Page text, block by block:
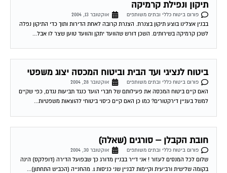
תיקון ונפילת קרמיקה
פורום ביטוח כללי ובתים משותפים
אוקטובר 13, 2004
בבנין אצלינו בוצע תיקון בצנרת. הצנרת קרובה לאחת הדירות ותוך כדי התיקון נפלה
לשכן קרמיקה בשירותים. השכן דורש שהוועד יתקן והוועד טוען שצר לו אבל...
ביטוח לנציגי ועד הבית וביטוח המכסה יצוג משפטי
פורום ביטוח כללי ובתים משותפים
אוקטובר 28, 2004
האם קיים ביטוח המכסה את פעילותם של חברי הועד כנגד תביעות נגדם, כפי שקיים
למשל בעניין דירקטורים? כמו כן האם קיים כיסוי ביטוחי להוצאות משפטיות...
חובת הקבלן – סורגים (שאלה)
פורום ביטוח כללי ובתים משותפים
אוקטובר 30, 2004
שלום לכל המנסים לעזור ! אני דייר בבניין מדורג כך שבפועל הדירה (דופלקס) הינה
בקומה שלישית ורביעית וקיימות לבניין שני כניסות 1. מהחנייה (הכביש התחתון)...